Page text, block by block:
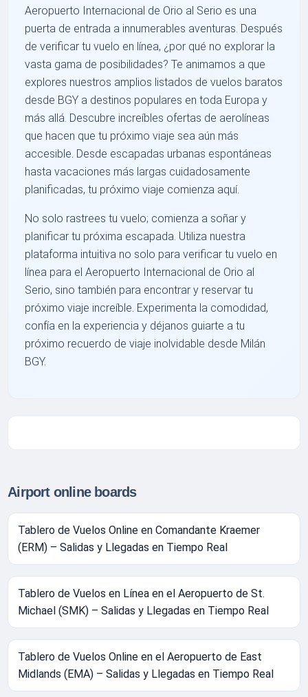
Aeropuerto Internacional de Orio al Serio es una
puerta de entrada a innumerables aventuras. Después
de verificar tu vuelo en línea, ¿por qué no explorar la
vasta gama de posibilidades? Te animamos a que
explores nuestros amplios listados de vuelos baratos
desde BGY a destinos populares en toda Europa y
más allá. Descubre increíbles ofertas de aerolíneas
que hacen que tu próximo viaje sea aún más
accesible. Desde escapadas urbanas espontáneas
hasta vacaciones más largas cuidadosamente
planificadas, tu próximo viaje comienza aquí.
No solo rastrees tu vuelo; comienza a soñar y
planificar tu próxima escapada. Utiliza nuestra
plataforma intuitiva no solo para verificar tu vuelo en
línea para el Aeropuerto Internacional de Orio al
Serio, sino también para encontrar y reservar tu
próximo viaje increíble. Experimenta la comodidad,
confía en la experiencia y déjanos guiarte a tu
próximo recuerdo de viaje inolvidable desde Milán
BGY.
Airport online boards
Tablero de Vuelos Online en Comandante Kraemer
(ERM) – Salidas y Llegadas en Tiempo Real
Tablero de Vuelos en Línea en el Aeropuerto de St.
Michael (SMK) – Salidas y Llegadas en Tiempo Real
Tablero de Vuelos Online en el Aeropuerto de East
Midlands (EMA) – Salidas y Llegadas en Tiempo Real